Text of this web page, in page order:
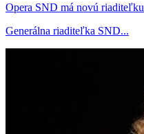
Opera SND má novú riaditeľku
Generálna riaditeľka SND...